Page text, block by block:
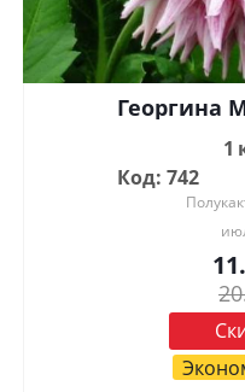
Георгина
1
Код: 742